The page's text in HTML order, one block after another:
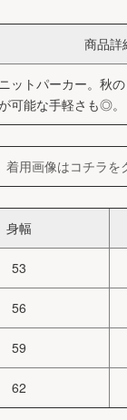
商品詳
ットパーカー。秋
可能な手軽さも◎。
着用画像はコチラを
身幅
53
56
59
62